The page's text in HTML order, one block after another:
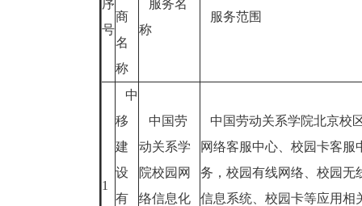
序
号
商
名
称
服务名
称
服务范围
1
中
移
建
设
有
中国劳
动关系学
院校园网
络信息化
中国劳动关系学院北京校
网络客服中心、校园卡客服
务，校园有线网络、校园无
信息系统、校园卡等应用相